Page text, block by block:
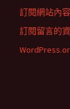
訂閱網站內
訂閱留言的